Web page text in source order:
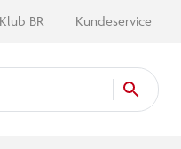
Klub BR Kundeservice